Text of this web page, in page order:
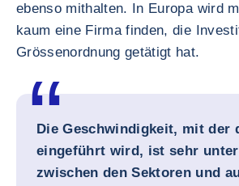
ebenso mithalten. In Europa wird
kaum eine Firma finden, die
Grössenordnung getätigt hat.
Die Geschwindigkeit, mit der
eingeführt wird, ist sehr
zwischen den Sektoren und